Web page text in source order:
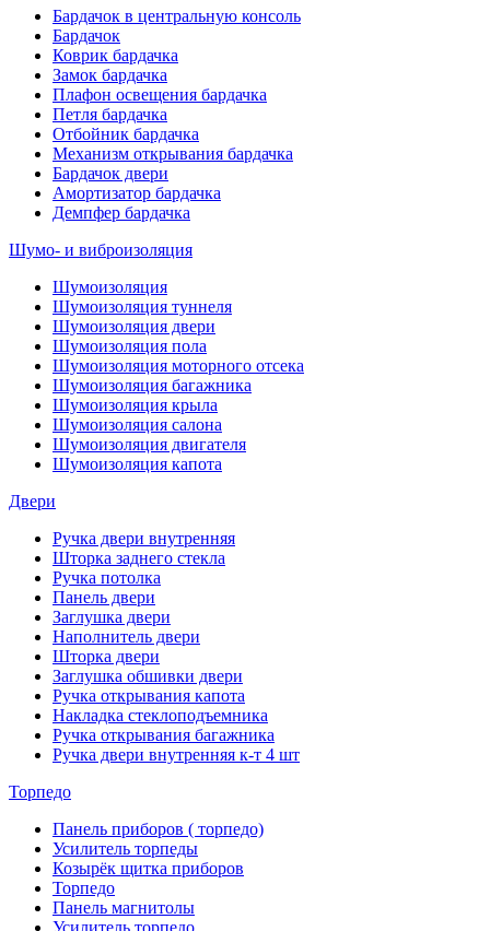
Бардачок в центральную консоль
Бардачок
Коврик бардачка
Замок бардачка
Плафон освещения бардачка
Петля бардачка
Отбойник бардачка
Механизм открывания бардачка
Бардачок двери
Амортизатор бардачка
Демпфер бардачка
Шумо- и виброизоляция
Шумоизоляция
Шумоизоляция туннеля
Шумоизоляция двери
Шумоизоляция пола
Шумоизоляция моторного отсека
Шумоизоляция багажника
Шумоизоляция крыла
Шумоизоляция салона
Шумоизоляция двигателя
Шумоизоляция капота
Двери
Ручка двери внутренняя
Шторка заднего стекла
Ручка потолка
Панель двери
Заглушка двери
Наполнитель двери
Шторка двери
Заглушка обшивки двери
Ручка открывания капота
Накладка стеклоподъемника
Ручка открывания багажника
Ручка двери внутренняя к-т 4 шт
Торпедо
Панель приборов ( торпедо)
Усилитель торпеды
Козырёк щитка приборов
Торпедо
Панель магнитолы
Усилитель торпедо